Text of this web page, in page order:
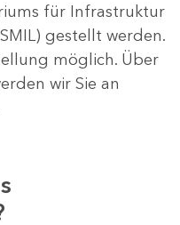
für Infrastruktur
gestellt werden.
möglich. Über
wir Sie an